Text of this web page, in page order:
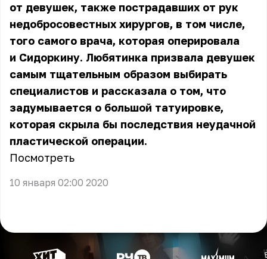
от девушек, также пострадавших от рук
недобросовестных хирургов, в том числе,
того самого врача, которая оперировала
и Сидоркину. Любятинка призвала девушек
самым тщательным образом выбирать
специалистов и рассказала о том, что
задумывается о большой татуировке,
которая скрыла бы последствия неудачной
пластической операции.
Посмотреть
10 января 02:00 2020